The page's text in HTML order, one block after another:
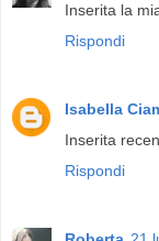
Inserita la
Rispondi
Isabella
Inserita
Rispondi